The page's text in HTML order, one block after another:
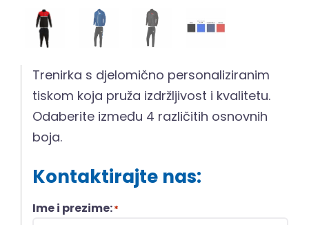
Trenirka s djelomično personaliziranim
tiskom koja pruža izdržljivost i kvalitetu.
Odaberite između 4 različitih osnovnih
boja.
Kontaktirajte nas:
Ime i prezime:*